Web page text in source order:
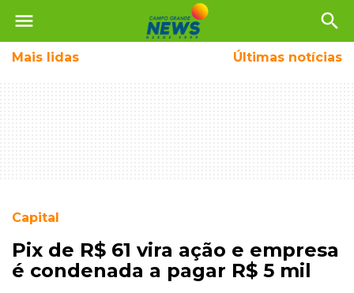
menu search
Mais lidas Últimas notícias
Capital
Pix de R$ 61 vira ação e empresa
é condenada a pagar R$ 5 mil